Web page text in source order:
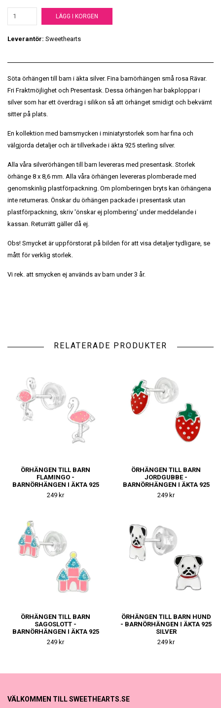
LÄGG I KORGEN
Leverantör: Sweethearts
Söta örhängen till barn i äkta silver. Fina barnörhängen små rosa Rävar.
Fri Fraktmöjlighet och Presentask. Dessa örhängen har bakploppar i
silver som har ett överdrag i silikon så att örhänget smidigt och bekvämt
sitter på plats.
En kollektion med barnsmycken i miniatyrstorlek som har fina och
välgjorda detaljer och är tillverkade i äkta 925 sterling silver.
Alla våra silverörhängen till barn levereras med presentask. Storlek
örhänge 8 x 8,6 mm. Alla våra örhängen levereras plomberade med
genomskinlig plastförpackning. Om plomberingen bryts kan örhängena
inte returneras. Önskar du örhängen packade i presentask utan
plastförpackning, skriv 'önskar ej plombering' under meddelande i
kassan. Returrätt gäller då ej.
Obs! Smycket är uppförstorat på bilden för att visa detaljer tydligare, se
mått för verklig storlek.
Vi rek. att smycken ej används av barn under 3 år.
RELATERADE PRODUKTER
ÖRHÄNGEN TILL BARN
FLAMINGO -
BARNÖRHÄNGEN I ÄKTA 925
SILVER
249 kr
ÖRHÄNGEN TILL BARN
JORDGUBBE -
BARNÖRHÄNGEN I ÄKTA 925
SILVER
249 kr
ÖRHÄNGEN TILL BARN
SAGOSLOTT -
BARNÖRHÄNGEN I ÄKTA 925
SILVER
249 kr
ÖRHÄNGEN TILL BARN HUND
- BARNÖRHÄNGEN I ÄKTA 925
SILVER
249 kr
VÄLKOMMEN TILL SWEETHEARTS.SE